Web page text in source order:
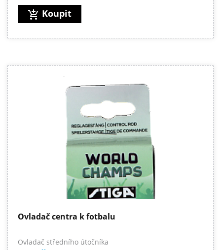
add_shopping_cart Koupit
Ovladač centra k fotbalu
Ovladač středního útočníka